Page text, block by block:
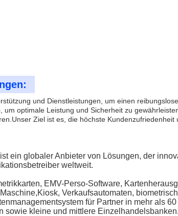
und Dienstleistungen, um einen
optimale Leistung und Sicherheit zu
Ziel ist es, die höchste Kundenzufriedenheit
ein globaler Anbieter von Lösungen, der
weltweit.
EMV-Perso-Software,
Verkaufsautomaten,
für Partner in mehr als
kleine und mittlere Einzelhandelsbanken.